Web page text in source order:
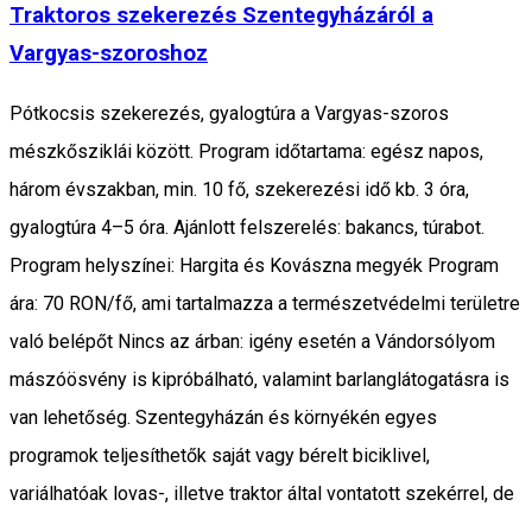
Traktoros szekerezés Szentegyházáról a
Vargyas-szoroshoz
Pótkocsis szekerezés, gyalogtúra a Vargyas-szoros
mészkősziklái között. Program időtartama: egész napos,
három évszakban, min. 10 fő, szekerezési idő kb. 3 óra,
gyalogtúra 4–5 óra. Ajánlott felszerelés: bakancs, túrabot.
Program helyszínei: Hargita és Kovászna megyék Program
ára: 70 RON/fő, ami tartalmazza a természetvédelmi területre
való belépőt Nincs az árban: igény esetén a Vándorsólyom
mászóösvény is kipróbálható, valamint barlanglátogatásra is
van lehetőség. Szentegyházán és környékén egyes
programok teljesíthetők saját vagy bérelt biciklivel,
variálhatóak lovas-, illetve traktor által vontatott szekérrel, de